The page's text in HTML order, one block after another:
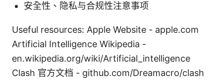
安全性、隐私与合规性注意事项
Useful resources: Apple Website - apple.com
Artificial Intelligence Wikipedia -
en.wikipedia.org/wiki/Artificial_intelligence
Clash 官方文档 - github.com/Dreamacro/clash